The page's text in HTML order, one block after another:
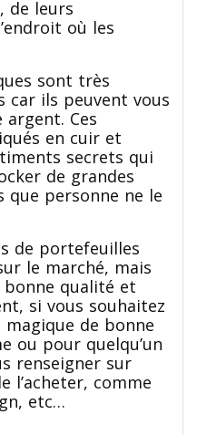
de leurs
où les
sont très
car ils peuvent vous
Ces
en cuir et
secrets qui
de grandes
que personne ne le
de portefeuilles
le marché, mais
qualité et
si vous souhaitez
de bonne
ou pour quelqu’un
renseigner sur
l’acheter, comme
etc…